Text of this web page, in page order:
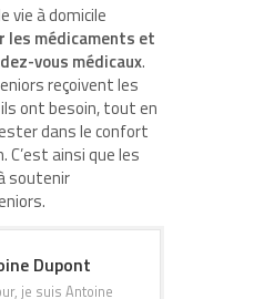
vie à domicile
les médicaments et
vous médicaux.
reçoivent les
ont besoin, tout en
dans le confort
C’est ainsi que les
soutenir
Dupont
je suis Antoine